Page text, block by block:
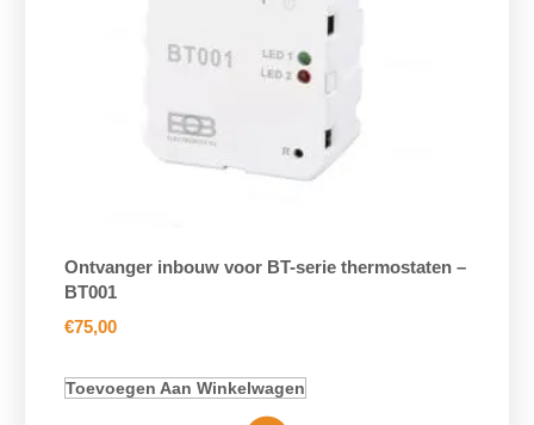
Ontvanger inbouw voor BT-serie thermostaten –
BT001
€75,00
Toevoegen Aan Winkelwagen